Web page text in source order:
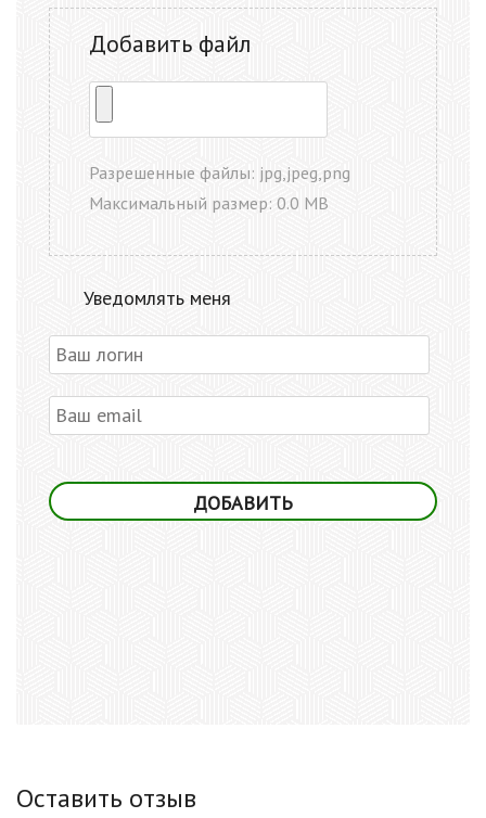
Добавить файл
Разрешенные файлы: jpg,jpeg,png
Максимальный размер: 0.0 MB
Уведомлять меня
Оставить отзыв